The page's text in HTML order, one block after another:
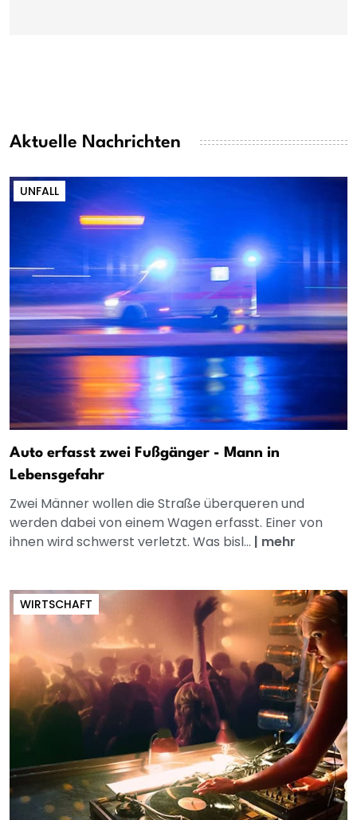
Aktuelle Nachrichten
UNFALL
Auto erfasst zwei Fußgänger - Mann in
Lebensgefahr
Zwei Männer wollen die Straße überqueren und
werden dabei von einem Wagen erfasst. Einer von
ihnen wird schwerst verletzt. Was bisl... | mehr
WIRTSCHAFT